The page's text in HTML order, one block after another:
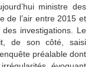
ministre des
de l’air entre 2015 et
investigations. Le
de son côté, saisi
préalable dont